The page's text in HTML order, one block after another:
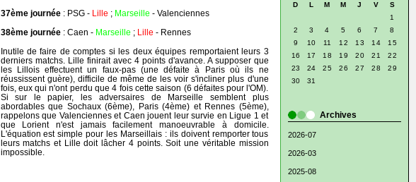
D L M M J V
S
1
2
3 4 5 6 7
8
9
10 11 12 13 14
15
16
17 18 19 20 21
22
23
24 25 26 27 28
29
30
31
Archives
2026-07
2026-03
2025-08
37ème journée: PSG - Lille ; Marseille - Valenciennes
38ème journée : Caen - Marseille ; Lille - Rennes
Inutile de faire de comptes si les deux équipes remportaient leurs 3
derniers matchs. Lille finirait avec 4 points d'avance. A supposer que
les Lillois effectuent un faux-pas (une défaite à Paris où ils ne
réussissent guère), difficile de même de les voir s'incliner plus d'une
fois, eux qui n'ont perdu que 4 fois cette saison (6 défaites pour l'OM).
Si sur le papier, les adversaires de Marseille semblent plus
abordables que Sochaux (6ème), Paris (4ème) et Rennes (5ème),
rappelons que Valenciennes et Caen jouent leur survie en Ligue 1 et
que Lorient n'est jamais facilement manoeuvrable à domicile.
L'équation est simple pour les Marseillais : ils doivent remporter tous
leurs matchs et Lille doit lâcher 4 points. Soit une véritable mission
impossible.